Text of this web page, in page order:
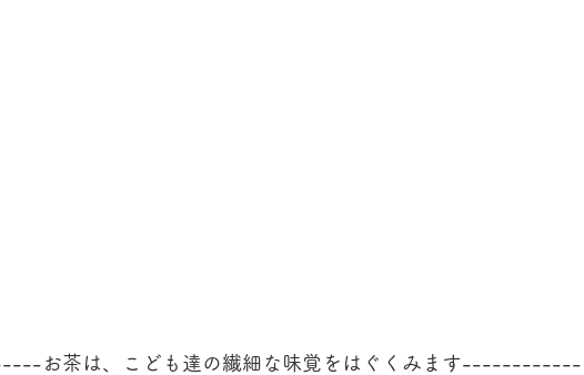
茶は、こども達の繊細な味覚をはぐくみます------------